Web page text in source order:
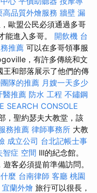
高品質外燴服務 牆壁 漏
歐盟公民必須通過多哥
能進入多哥。 開飲機 台
推薦 可以在多哥領事服
，有許多傳統和文
和部落展示了他們的傳
隊的推薦 月嫂一天多少
醫推薦 防水 工程 不鏽鋼
SEARCH CONSOLE
，聖約瑟夫大教堂，該
務推薦 律師事務所 大教
成立公司 台北記帳士事
智症 空間 III的紀念館。
客必須提前準備訪問。
麼 台南律師 客廳 桃園
宜蘭外燴 旅行可以很長，